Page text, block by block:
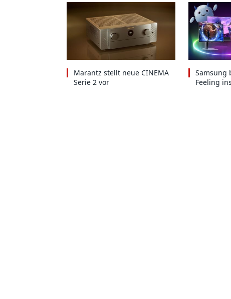
Marantz stellt neue CINEMA
Serie 2 vor
Samsung
Feeling